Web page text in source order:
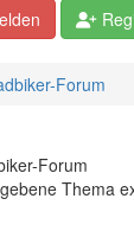
Forum
Forum
Thema